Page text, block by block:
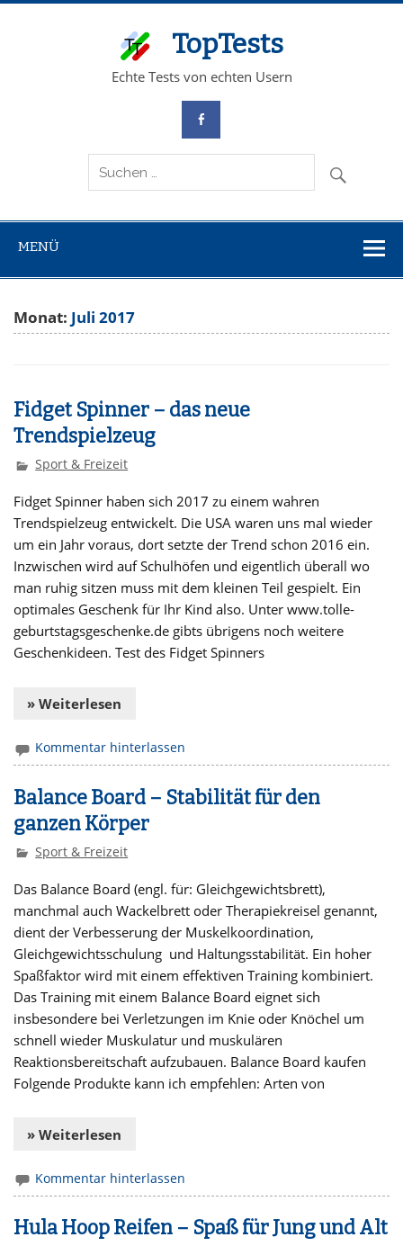
TopTests
Echte Tests von echten Usern
MENÜ
Monat: Juli 2017
Fidget Spinner – das neue
Trendspielzeug
Sport & Freizeit
Fidget Spinner haben sich 2017 zu einem wahren
Trendspielzeug entwickelt. Die USA waren uns mal wieder
um ein Jahr voraus, dort setzte der Trend schon 2016 ein.
Inzwischen wird auf Schulhöfen und eigentlich überall wo
man ruhig sitzen muss mit dem kleinen Teil gespielt. Ein
optimales Geschenk für Ihr Kind also. Unter www.tolle-
geburtstagsgeschenke.de gibts übrigens noch weitere
Geschenkideen. Test des Fidget Spinners
» Weiterlesen
Kommentar hinterlassen
Balance Board – Stabilität für den
ganzen Körper
Sport & Freizeit
Das Balance Board (engl. für: Gleichgewichtsbrett),
manchmal auch Wackelbrett oder Therapiekreisel genannt,
dient der Verbesserung der Muskelkoordination,
Gleichgewichtsschulung und Haltungsstabilität. Ein hoher
Spaßfaktor wird mit einem effektiven Training kombiniert.
Das Training mit einem Balance Board eignet sich
insbesondere bei Verletzungen im Knie oder Knöchel um
schnell wieder Muskulatur und muskulären
Reaktionsbereitschaft aufzubauen. Balance Board kaufen
Folgende Produkte kann ich empfehlen: Arten von
» Weiterlesen
Kommentar hinterlassen
Hula Hoop Reifen – Spaß für Jung und Alt